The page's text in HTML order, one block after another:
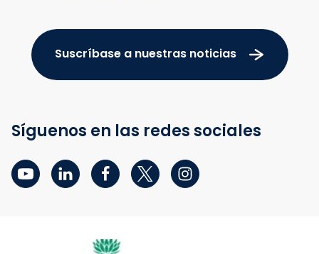
Suscríbase a nuestras noticias
Síguenos en las redes sociales